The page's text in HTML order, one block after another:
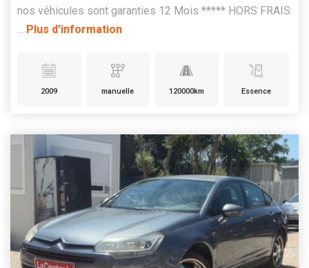
nos véhicules sont garanties 12 Mois ***** HORS FRAIS
... Plus d'information
2009 manuelle 120000km Essence